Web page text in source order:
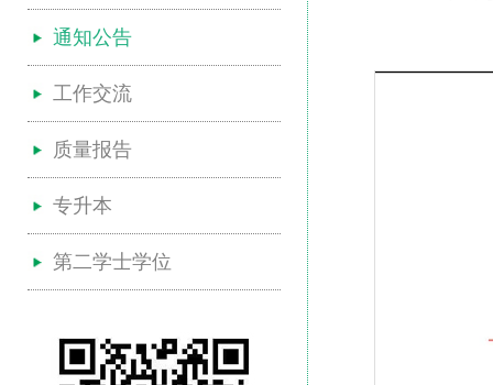
通知公告
工作交流
质量报告
专升本
第二学士学位